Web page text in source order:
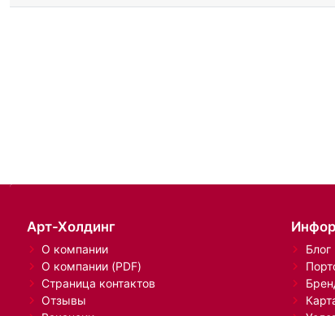
Арт-Холдинг
О компании
О компании (PDF)
Страница контактов
Отзывы
Блог